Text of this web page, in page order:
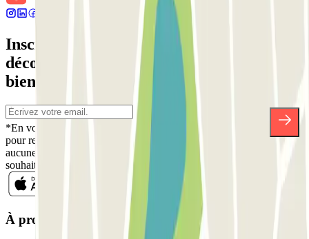
Inscrivez-vous à notre newsletter et
découvrez des réductions, des concours et
bien d'autres surprises.
*En vous inscrivant, vous acceptez notre politique de confidentialité
pour recevoir des communications commerciales de Parclick. Sans
aucune obligation, vous pouvez vous désinscrire quand vous le
souhaitez dans la même newsletter.
À propos de Parclick